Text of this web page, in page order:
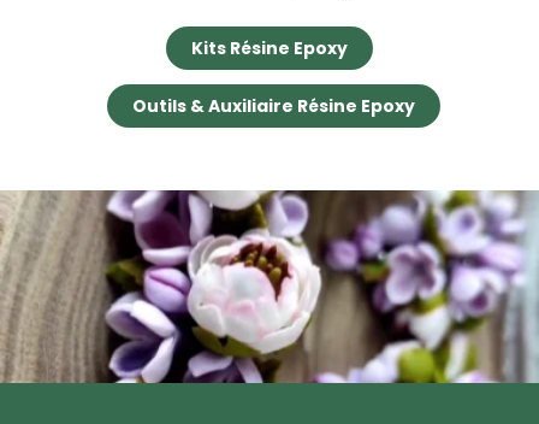
Kits Résine Epoxy
Outils & Auxiliaire Résine Epoxy